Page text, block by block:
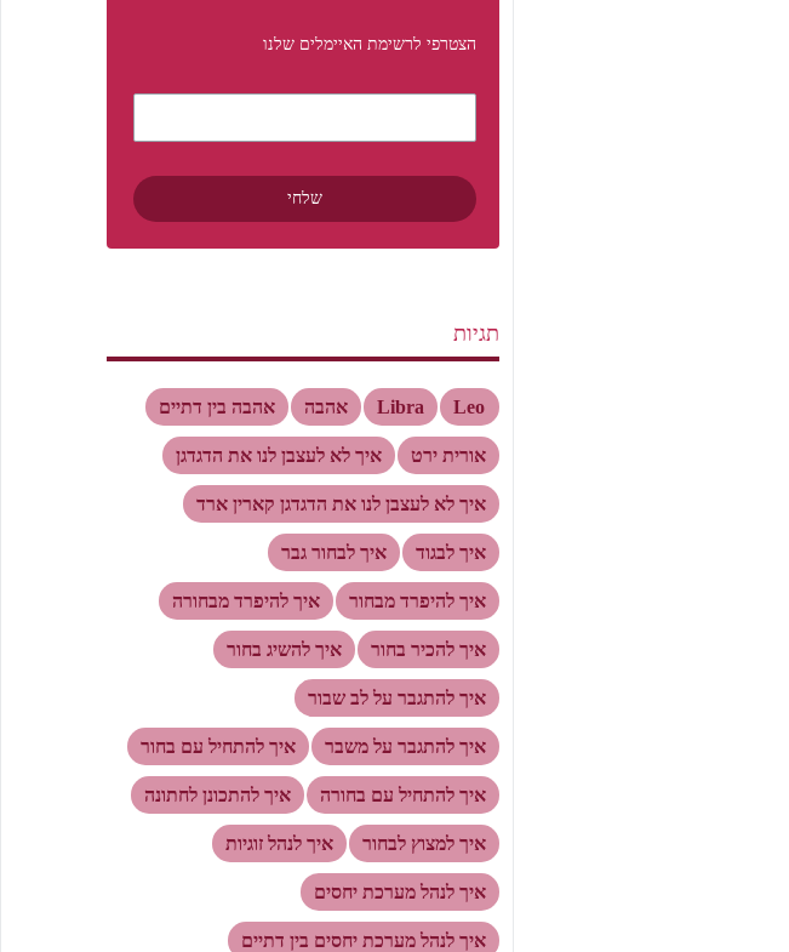
הצטרפי לרשימת האיימלים שלנו
תגיות
Leo
Libra אהבה אהבה בין דתיים
אורית ירט איך לא לעצבן לנו את הדגדגן
איך לא לעצבן לנו את הדגדגן קארין ארד
איך לבגוד איך לבחור גבר
איך להיפרד מבחור איך להיפרד מבחורה
איך להכיר בחור איך להשיג בחור
איך להתגבר על לב שבור
איך להתגבר על משבר איך להתחיל עם בחור
איך להתחיל עם בחורה איך להתכונן לחתונה
איך למצוץ לבחור איך לנהל זוגיות
איך לנהל מערכת יחסים
איך לנהל מערכת יחסים בין דתיים